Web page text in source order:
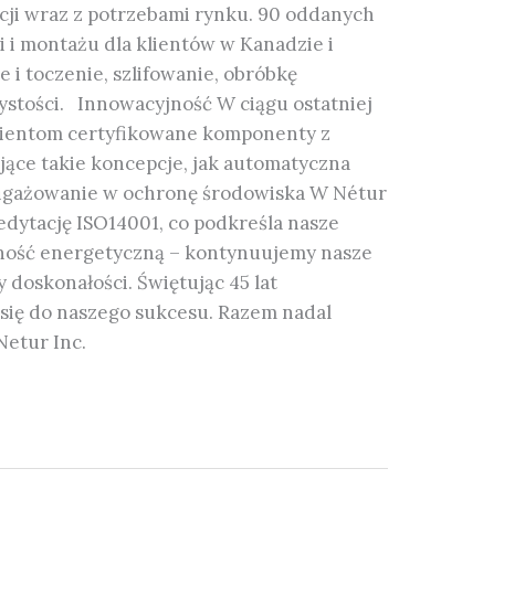
wraz z potrzebami rynku. 90 oddanych
i montażu dla klientów w Kanadzie i
i toczenie, szlifowanie, obróbkę
Innowacyjność W ciągu ostatniej
certyfikowane komponenty z
takie koncepcje, jak automatyczna
w ochronę środowiska W Nétur
ISO14001, co podkreśla nasze
energetyczną – kontynuujemy nasze
Świętując 45 lat
do naszego sukcesu. Razem nadal
Inc.